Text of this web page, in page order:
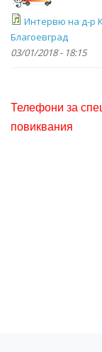
Интервю на д-р
Благоевград
03/01/2018 - 18:15
Телефони за
повиквания